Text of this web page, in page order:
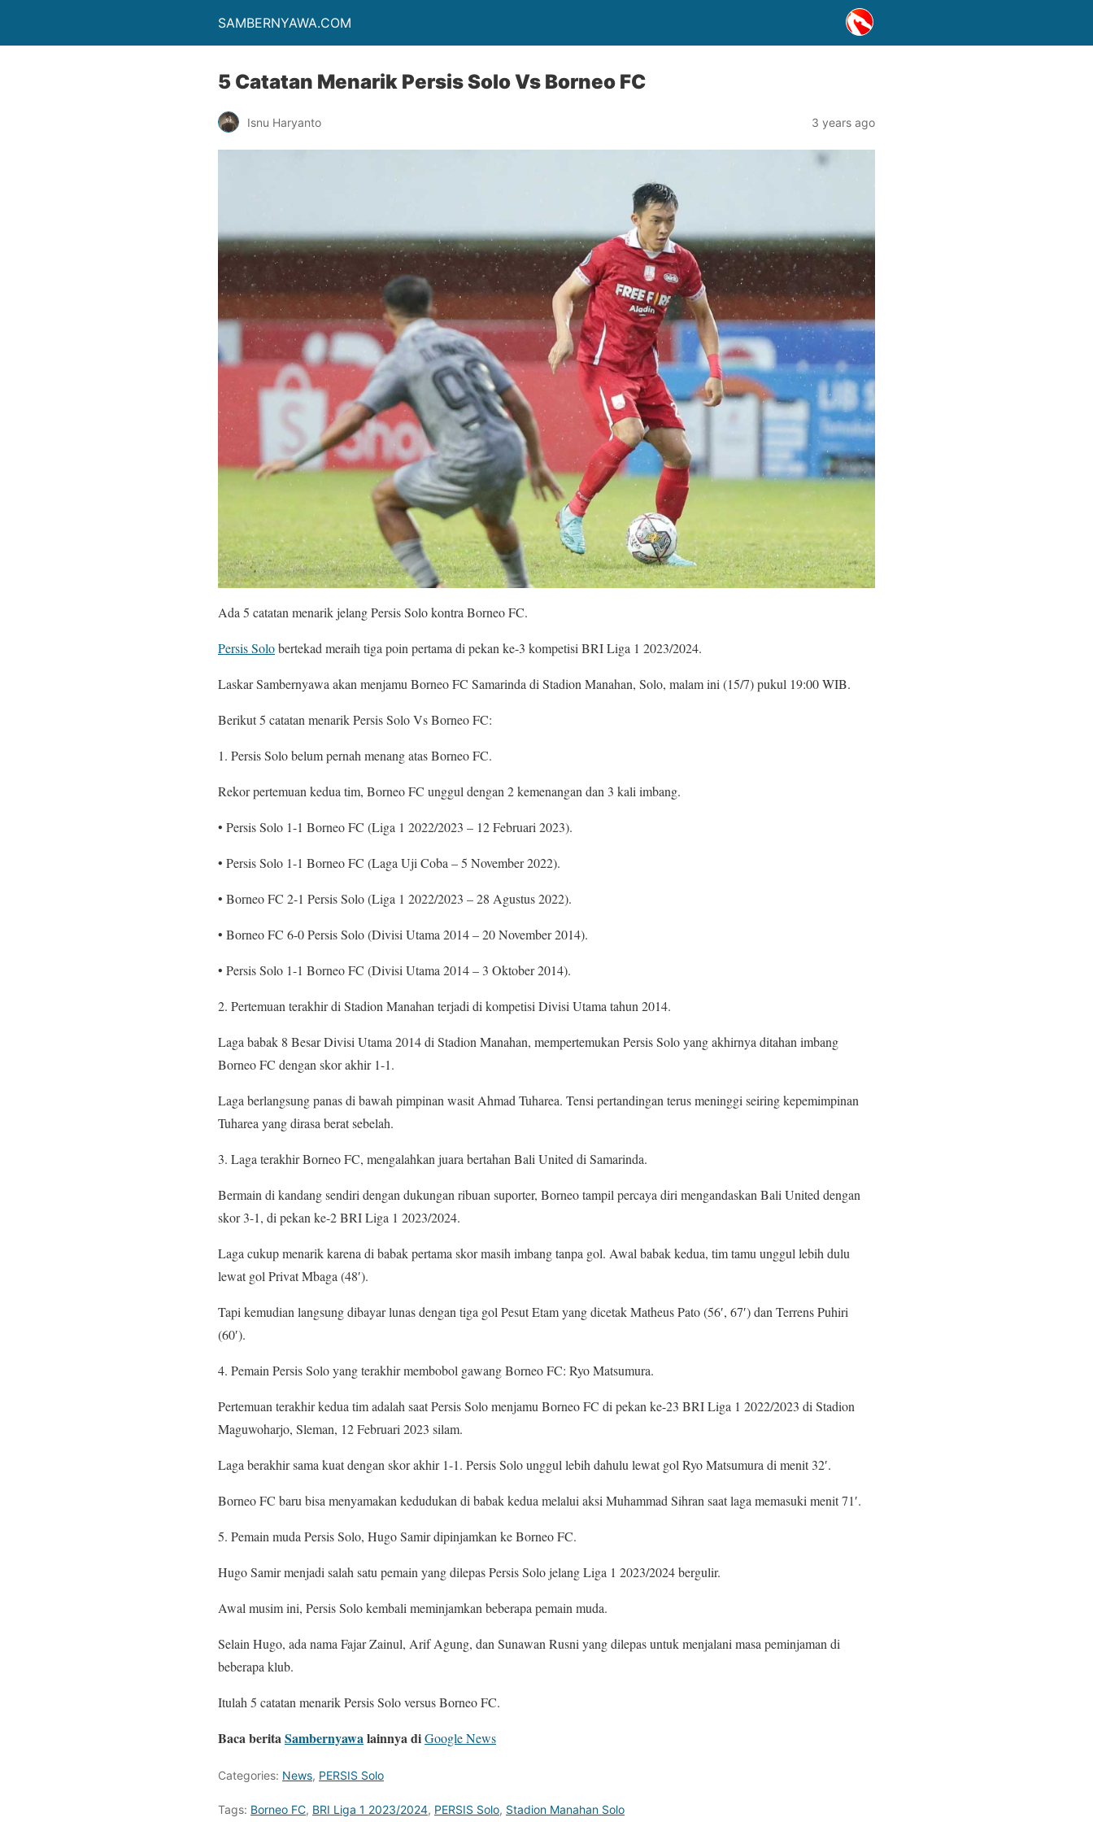
SAMBERNYAWA.COM
5 Catatan Menarik Persis Solo Vs Borneo FC
Isnu Haryanto 3 years ago
Ada 5 catatan menarik jelang Persis Solo kontra Borneo FC.
Persis Solobertekad meraih tiga poin pertama di pekan ke-3 kompetisi BRI Liga 1 2023/2024.
Laskar Sambernyawa akan menjamu Borneo FC Samarinda di Stadion Manahan, Solo, malam ini (15/7) pukul 19:00 WIB.
Berikut 5 catatan menarik Persis Solo Vs Borneo FC:
1. Persis Solo belum pernah menang atas Borneo FC.
Rekor pertemuan kedua tim, Borneo FC unggul dengan 2 kemenangan dan 3 kali imbang.
• Persis Solo 1-1 Borneo FC (Liga 1 2022/2023 – 12 Februari 2023).
• Persis Solo 1-1 Borneo FC (Laga Uji Coba – 5 November 2022).
• Borneo FC 2-1 Persis Solo (Liga 1 2022/2023 – 28 Agustus 2022).
• Borneo FC 6-0 Persis Solo (Divisi Utama 2014 – 20 November 2014).
• Persis Solo 1-1 Borneo FC (Divisi Utama 2014 – 3 Oktober 2014).
2. Pertemuan terakhir di Stadion Manahan terjadi di kompetisi Divisi Utama tahun 2014.
Laga babak 8 Besar Divisi Utama 2014 di Stadion Manahan, mempertemukan Persis Solo yang akhirnya ditahan imbang
Borneo FC dengan skor akhir 1-1.
Laga berlangsung panas di bawah pimpinan wasit Ahmad Tuharea. Tensi pertandingan terus meninggi seiring kepemimpinan
Tuharea yang dirasa berat sebelah.
3. Laga terakhir Borneo FC, mengalahkan juara bertahan Bali United di Samarinda.
Bermain di kandang sendiri dengan dukungan ribuan suporter, Borneo tampil percaya diri mengandaskan Bali United dengan
skor 3-1, di pekan ke-2 BRI Liga 1 2023/2024.
Laga cukup menarik karena di babak pertama skor masih imbang tanpa gol. Awal babak kedua, tim tamu unggul lebih dulu
lewat gol Privat Mbaga (48′).
Tapi kemudian langsung dibayar lunas dengan tiga gol Pesut Etam yang dicetak Matheus Pato (56′, 67′) dan Terrens Puhiri
(60′).
4. Pemain Persis Solo yang terakhir membobol gawang Borneo FC: Ryo Matsumura.
Pertemuan terakhir kedua tim adalah saat Persis Solo menjamu Borneo FC di pekan ke-23 BRI Liga 1 2022/2023 di Stadion
Maguwoharjo, Sleman, 12 Februari 2023 silam.
Laga berakhir sama kuat dengan skor akhir 1-1. Persis Solo unggul lebih dahulu lewat gol Ryo Matsumura di menit 32′.
Borneo FC baru bisa menyamakan kedudukan di babak kedua melalui aksi Muhammad Sihran saat laga memasuki menit 71′.
5. Pemain muda Persis Solo, Hugo Samir dipinjamkan ke Borneo FC.
Hugo Samir menjadi salah satu pemain yang dilepas Persis Solo jelang Liga 1 2023/2024 bergulir.
Awal musim ini, Persis Solo kembali meminjamkan beberapa pemain muda.
Selain Hugo, ada nama Fajar Zainul, Arif Agung, dan Sunawan Rusni yang dilepas untuk menjalani masa peminjaman di
beberapa klub.
Itulah 5 catatan menarik Persis Solo versus Borneo FC.
Baca beritaSambernyawalainnya diGoogle News
Categories: News, PERSIS Solo
Tags: Borneo FC, BRI Liga 1 2023/2024, PERSIS Solo, Stadion Manahan Solo